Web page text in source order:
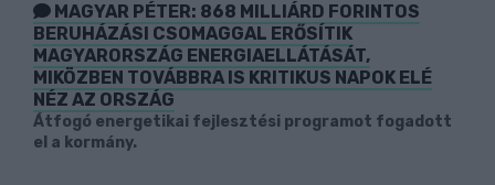
MAGYAR PÉTER: 868 MILLIÁRD FORINTOS
BERUHÁZÁSI CSOMAGGAL ERŐSÍTIK
MAGYARORSZÁG ENERGIAELLÁTÁSÁT,
MIKÖZBEN TOVÁBBRA IS KRITIKUS NAPOK ELÉ
NÉZ AZ ORSZÁG
Átfogó energetikai fejlesztési programot fogadott
el a kormány.